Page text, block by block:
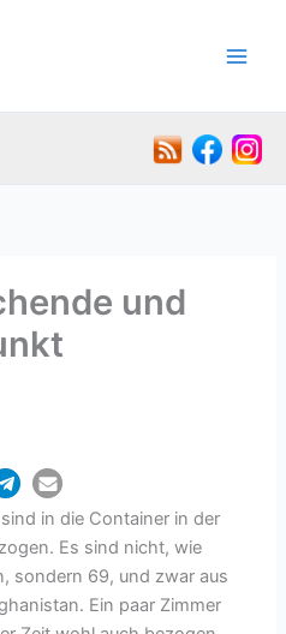
und
sind in die Container in der
Es sind nicht, wie
sondern 69, und zwar aus
Ein paar Zimmer